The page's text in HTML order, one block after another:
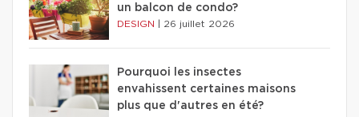
un balcon de condo?
DESIGN 26 juillet 2026
Pourquoi les insectes
envahissent certaines maisons
plus que d'autres en été?